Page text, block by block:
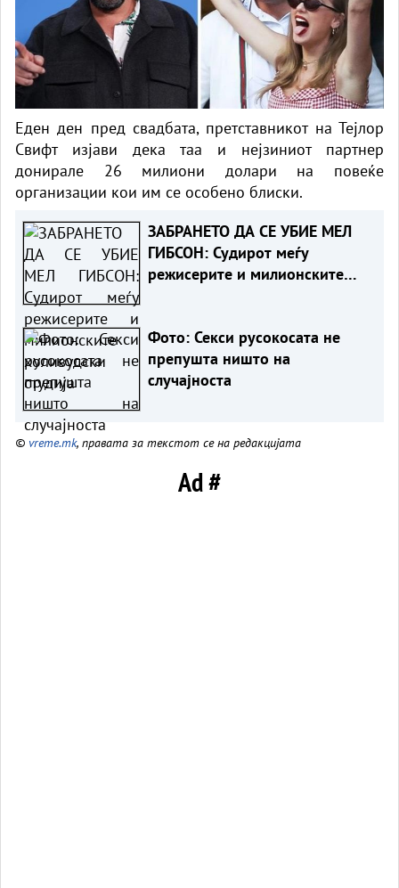
Еден ден пред свадбата, претставникот на Тејлор
Свифт изјави дека таа и нејзиниот партнер
донирале 26 милиони долари на повеќе
организации кои им се особено блиски.
ЗАБРАНЕТО ДА СЕ УБИЕ МЕЛ
ГИБСОН: Судирот меѓу
режисерите и милионските
Фото: Секси русокосата не
препушта ништо на
случајноста
© vreme.mk, правата за текстот се на редакцијата
Ad #